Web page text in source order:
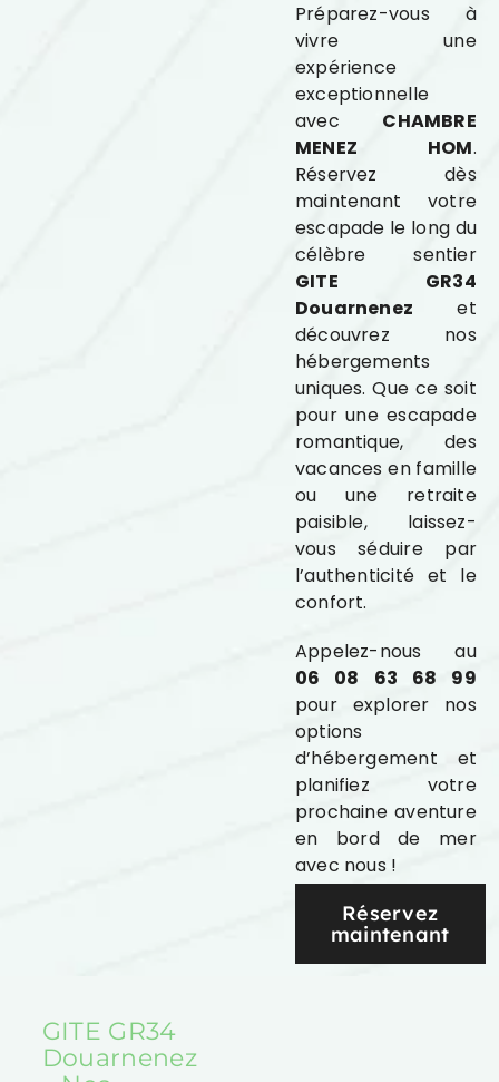
Préparez-vous à
vivre une
expérience
exceptionnelle
avec CHAMBRE
MENEZ HOM.
Réservez dès
maintenant votre
escapade le long du
célèbre sentier
GITE GR34
Douarnenez et
découvrez nos
hébergements
uniques. Que ce soit
pour une escapade
romantique, des
vacances en famille
ou une retraite
paisible, laissez-
vous séduire par
l’authenticité et le
confort.
Appelez-nous au
06 08 63 68 99
pour explorer nos
options
d’hébergement et
planifiez votre
prochaine aventure
en bord de mer
avec nous !
Réservez
maintenant
GITE GR34
Douarnenez